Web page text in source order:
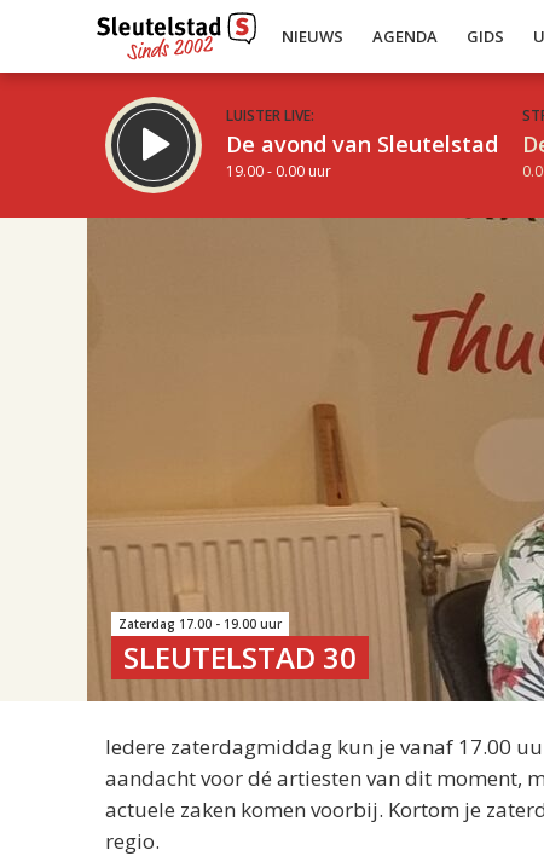
NIEUWS AGENDA GIDS
LUISTER LIVE:
De avond van Sleutelstad
19.00 - 0.00 uur
Zaterdag 17.00 - 19.00 uur
SLEUTELSTAD 30
Iedere zaterdagmiddag kun je vanaf 17.00
aandacht voor dé artiesten van dit moment,
actuele zaken komen voorbij. Kortom je
regio.